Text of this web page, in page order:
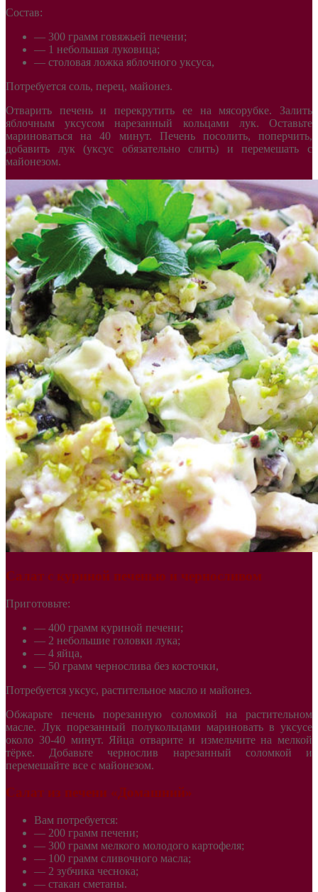
Состав:
— 300 грамм говяжьей печени;
— 1 небольшая луковица;
— столовая ложка яблочного уксуса,
Потребуется соль, перец, майонез.
Отварить печень и перекрутить ее на мясорубке. Залить
яблочным уксусом нарезанный кольцами лук. Оставьте
мариноваться на 40 минут. Печень посолить, поперчить,
добавить лук (уксус обязательно слить) и перемешать с
майонезом.
Салат с куриной печенью и черносливом
Приготовьте:
— 400 грамм куриной печени;
— 2 небольшие головки лука;
— 4 яйца,
— 50 грамм чернослива без косточки,
Потребуется уксус, растительное масло и майонез.
Обжарьте печень порезанную соломкой на растительном
масле. Лук порезанный полукольцами мариновать в уксусе
около 30-40 минут. Яйца отварите и измельчите на мелкой
тёрке. Добавьте чернослив нарезанный соломкой и
перемешайте все с майонезом.
Салат из печени «Домашний»
Вам потребуется:
— 200 грамм печени;
— 300 грамм мелкого молодого картофеля;
— 100 грамм сливочного масла;
— 2 зубчика чеснока;
— стакан сметаны.